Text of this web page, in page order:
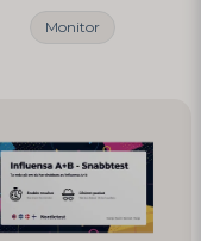
Monitor